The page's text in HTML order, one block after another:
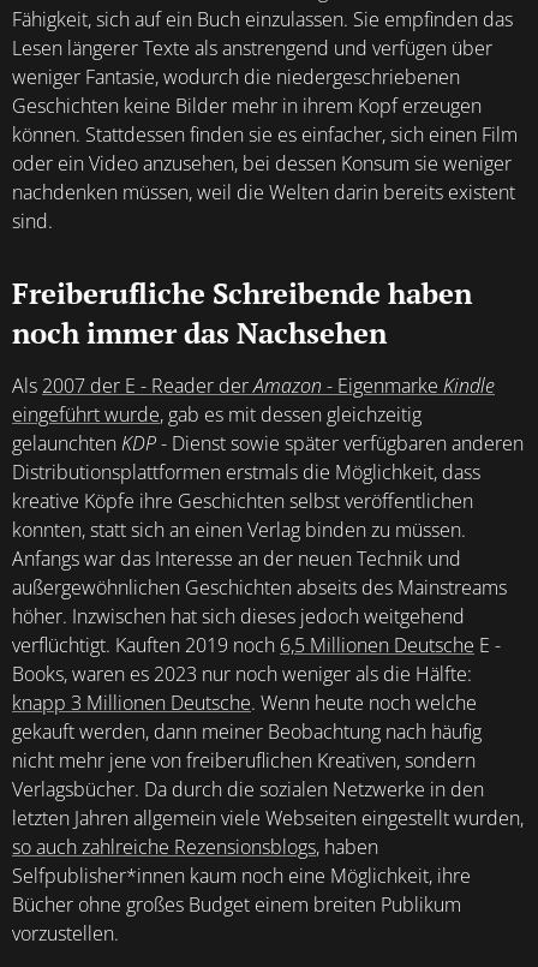
Fähigkeit, sich auf ein Buch einzulassen. Sie empfinden das
Lesen längerer Texte als anstrengend und verfügen über
weniger Fantasie, wodurch die niedergeschriebenen
Geschichten keine Bilder mehr in ihrem Kopf erzeugen
können. Stattdessen finden sie es einfacher, sich einen Film
oder ein Video anzusehen, bei dessen Konsum sie weniger
nachdenken müssen, weil die Welten darin bereits existent
sind.
Freiberufliche Schreibende haben
noch immer das Nachsehen
Als 2007 der E - Reader derAmazon - Eigenmarke Kindle
eingeführt wurde, gab es mit dessen gleichzeitig
gelaunchtenKDP- Dienst sowie später verfügbaren anderen
Distributionsplattformen erstmals die Möglichkeit, dass
kreative Köpfe ihre Geschichten selbst veröffentlichen
konnten, statt sich an einen Verlag binden zu müssen.
Anfangs war das Interesse an der neuen Technik und
außergewöhnlichen Geschichten abseits des Mainstreams
höher. Inzwischen hat sich dieses jedoch weitgehend
verflüchtigt. Kauften 2019 noch 6,5 Millionen Deutsche E -
Books, waren es 2023 nur noch weniger als die Hälfte:
knapp 3 Millionen Deutsche. Wenn heute noch welche
gekauft werden, dann meiner Beobachtung nach häufig
nicht mehr jene von freiberuflichen Kreativen, sondern
Verlagsbücher. Da durch die sozialen Netzwerke in den
letzten Jahrenallgemein viele Webseiten eingestellt wurden,
so auch zahlreiche Rezensionsblogs, haben
Selfpublisher*innen kaum noch eine Möglichkeit, ihre
Bücher ohne großes Budget einem breiten Publikum
vorzustellen.